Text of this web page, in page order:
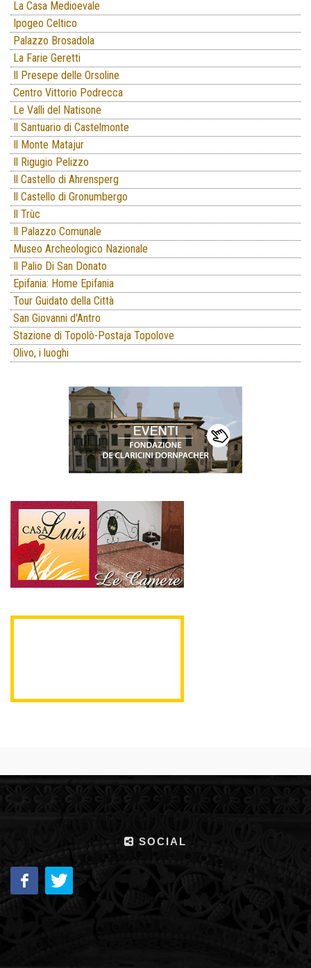
La Casa Medioevale
Ipogeo Celtico
Palazzo Brosadola
La Farie Geretti
Il Presepe delle Orsoline
Centro Vittorio Podrecca
Le Valli del Natisone
Il Santuario di Castelmonte
Il Monte Matajur
Il Rigugio Pelizzo
Il Castello di Ahrensperg
Il Castello di Gronumbergo
Il Trùc
Il Palazzo Comunale
Museo Archeologico Nazionale
Il Palio Di San Donato
Epifania: Home Epifania
Tour Guidato della Città
San Giovanni d'Antro
Stazione di Topolò-Postaja Topolove
Olivo, i luoghi
SOCIAL